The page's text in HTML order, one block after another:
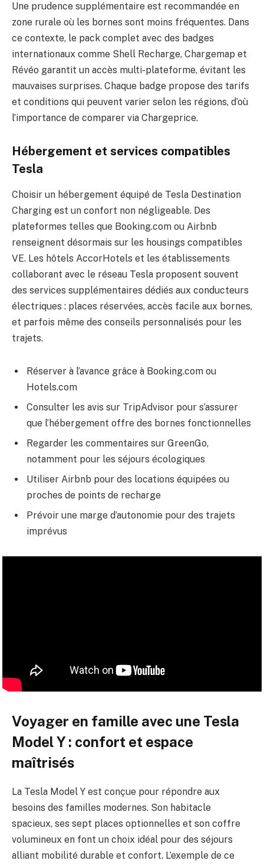
Une prudence supplémentaire est recommandée en
zone rurale où les bornes sont moins fréquentes. Dans
ce contexte, le pack complet avec des badges
internationaux comme Shell Recharge, Chargemap et
Révéo garantit un accès multi-plateforme, évitant les
mauvaises surprises. Chaque badge propose des tarifs
et conditions qui peuvent varier selon les régions, d’où
l’importance de comparer via Chargeprice.
Hébergement et services compatibles
Tesla
Choisir un hébergement équipé de Tesla Destination
Charging est un confort non négligeable. Des
plateformes telles que Booking.com ou Airbnb
renseignent désormais sur les housings compatibles
VE. Les hôtels AccorHotels et les établissements
collaborant avec le réseau Tesla proposent souvent
des services supplémentaires dédiés aux conducteurs
électriques : places réservées, accès facile aux bornes,
et parfois même des conseils personnalisés pour les
trajets.
Réserver à l’avance grâce à Booking.com ou
Hotels.com
Consulter les avis sur TripAdvisor pour s’assurer
que l’hébergement offre des bornes fonctionnelles
Regarder les commentaires sur GreenGo,
notamment pour les séjours écologiques
Utiliser Airbnb pour des locations équipées ou
proches de points de recharge
Prévoir une marge d’autonomie pour des trajets
imprévus
Voyager en famille avec une Tesla
Model Y : confort et espace
maîtrisés
La Tesla Model Y est conçue pour répondre aux
besoins des familles modernes. Son habitacle
spacieux, ses sept places optionnelles et son coffre
volumineux en font un choix idéal pour des séjours
alliant mobilité durable et confort. L’exemple de ce